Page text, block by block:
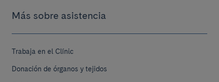
Más sobre asistencia
Trabaja en el Clínic
Donación de órganos y tejidos